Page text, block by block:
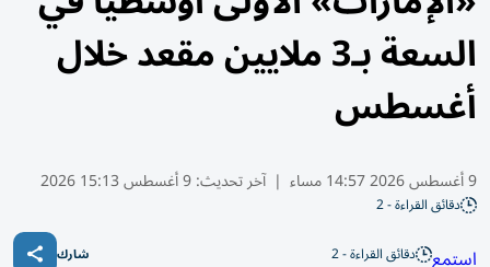
السعة بـ3 ملايين مقعد خلال
أغسطس
9 أغسطس 2026 14:57 مساء | آخر تحديث:9 أغسطس 15:13 2026
دقائق القراءة - 2
استمع دقائق القراءة - 2 شارك